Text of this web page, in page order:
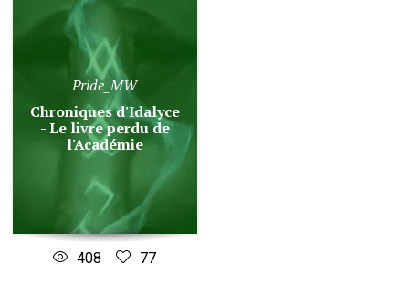
Pride_MW
Chroniques d'Idalyce
- Le livre perdu de
l'Académie
408 77